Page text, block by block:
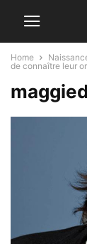
Home
de connaître leur